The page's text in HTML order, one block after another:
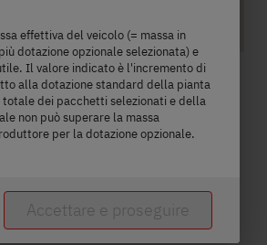
effettiva del veicolo (= massa in
dotazione opzionale selezionata) e
Il valore indicato è l'incremento di
alla dotazione standard della pianta
dei pacchetti selezionati e della
non può superare la massa
per la dotazione opzionale.
Accettare e proseguire